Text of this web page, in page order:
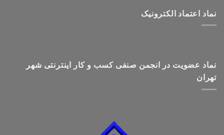
نماد اعتماد الکترونیک
نماد عضویت در انجمن صنفی کسب و کار اینترنتی شهر
تهران